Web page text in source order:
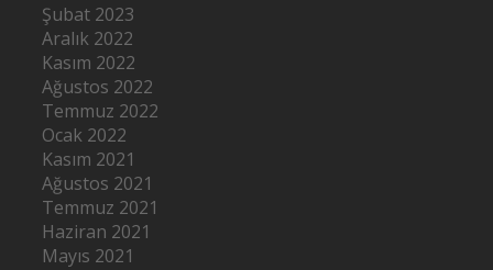
Şubat 2023
Aralık 2022
Kasım 2022
Ağustos 2022
Temmuz 2022
Ocak 2022
Kasım 2021
Ağustos 2021
Temmuz 2021
Haziran 2021
Mayıs 2021